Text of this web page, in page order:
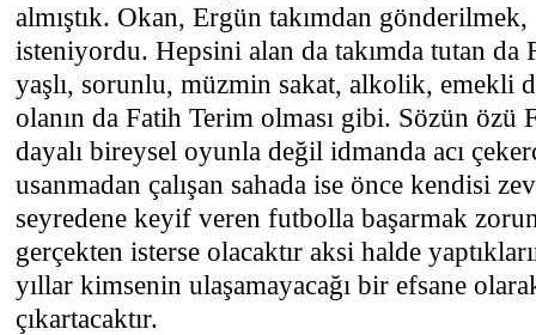
almıştık. Okan, Ergün takımdan gönderilmek,
isteniyordu. Hepsini alan da takımda tutan da
yaşlı, sorunlu, müzmin sakat, alkolik, emekli
olanın da Fatih Terim olması gibi. Sözün özü
dayalı bireysel oyunla değil idmanda acı
usanmadan çalışan sahada ise önce kendisi
seyredene keyif veren futbolla başarmak
gerçekten isterse olacaktır aksi halde
yıllar kimsenin ulaşamayacağı bir efsane
çıkartacaktır.